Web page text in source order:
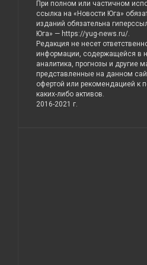
При полном или частичном
ссылка на «Новости Юга»
изданий обязательна
Юга» — https://yug-news.ru/
Редакция не несет
информации, содержащейся в
аналитика, прогнозы и другие
представленные на данном
офертой или рекомендацией к
каких-либо активов.
2016-2021 г.